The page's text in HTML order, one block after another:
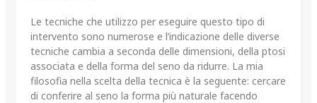
Le tecniche che utilizzo per eseguire questo tipo di
intervento sono numerose e l’indicazione delle diverse
tecniche cambia a seconda delle dimensioni, della ptosi
associata e della forma del seno da ridurre. La mia
filosofia nella scelta della tecnica è la seguente: cercare
di conferire al seno la forma più naturale facendo